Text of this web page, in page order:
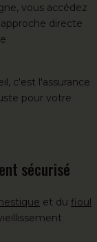
vous accédez
directe
c'est l'assurance
pour votre
sécurisé
et du fioul